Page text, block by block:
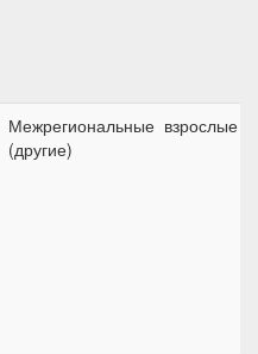
Межрегиональные
(другие)
взрослые